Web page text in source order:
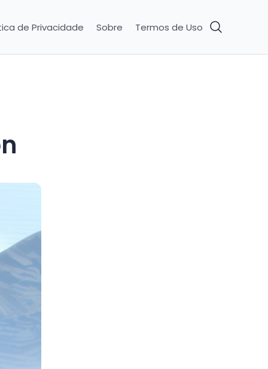
de Privacidade Sobre Termos de Uso